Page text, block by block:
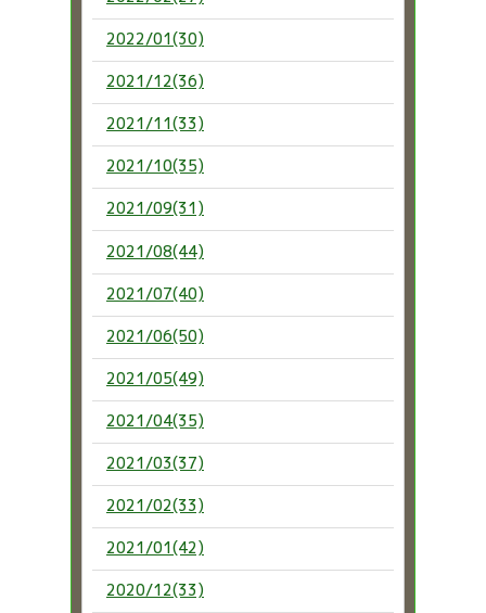
2022/01(30)
2021/12(36)
2021/11(33)
2021/10(35)
2021/09(31)
2021/08(44)
2021/07(40)
2021/06(50)
2021/05(49)
2021/04(35)
2021/03(37)
2021/02(33)
2021/01(42)
2020/12(33)